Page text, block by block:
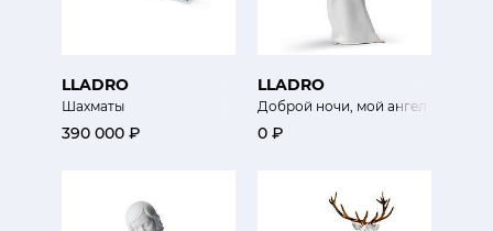
LLADRO
Шахматы
390 000 ₽
LLADRO
Доброй ночи, мой ангел
0 ₽